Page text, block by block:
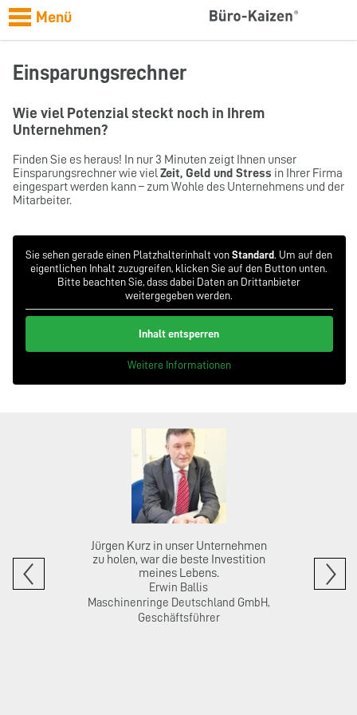
Menü
Einsparungsrechner
Wie viel Potenzial steckt noch in Ihrem
Unternehmen?
Finden Sie es heraus! In nur 3 Minuten zeigt Ihnen unser
Einsparungsrechner wie viel Zeit, Geld und Stress in Ihrer Firma
eingespart werden kann – zum Wohle des Unternehmens und der
Mitarbeiter.
Sie sehen gerade einen Platzhalterinhalt von Standard . Um auf den
eigentlichen Inhalt zuzugreifen, klicken Sie auf den Button unten.
Bitte beachten Sie, dass dabei Daten an Drittanbieter
weitergegeben werden.
Inhalt entsperren
Weitere Informationen
Jürgen Kurz in unser Unternehmen
zu holen, war die beste Investition
meines Lebens.
Erwin Ballis
Maschinenringe Deutschland GmbH,
Geschäftsführer